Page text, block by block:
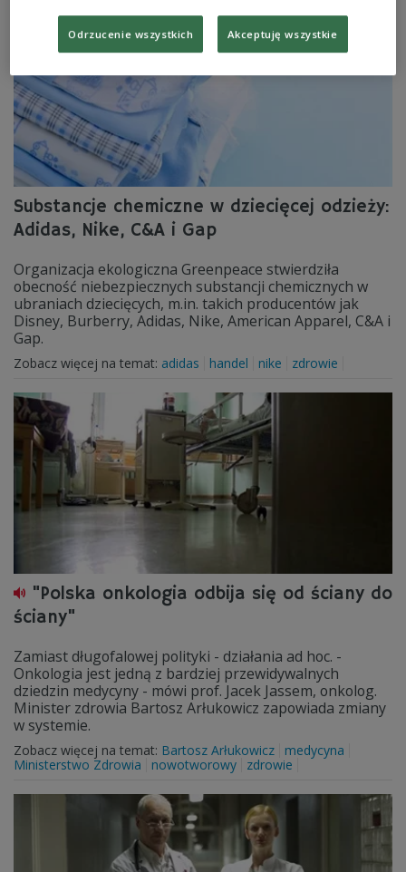
Substancje chemiczne w dziecięcej odzieży:
Adidas, Nike, C&A i Gap
Organizacja ekologiczna Greenpeace stwierdziła
obecność niebezpiecznych substancji chemicznych w
ubraniach dziecięcych, m.in. takich producentów jak
Disney, Burberry, Adidas, Nike, American Apparel, C&A i
Gap.
Zobacz więcej na temat: adidas handel nike zdrowie
"Polska onkologia odbija się od ściany do
ściany"
Zamiast długofalowej polityki - działania ad hoc. -
Onkologia jest jedną z bardziej przewidywalnych
dziedzin medycyny - mówi prof. Jacek Jassem, onkolog.
Minister zdrowia Bartosz Arłukowicz zapowiada zmiany
w systemie.
Zobacz więcej na temat: Bartosz Arłukowicz
medycyna
Ministerstwo Zdrowia
nowotworowy zdrowie
Odrzucenie wszystkich Akceptuję wszystkie